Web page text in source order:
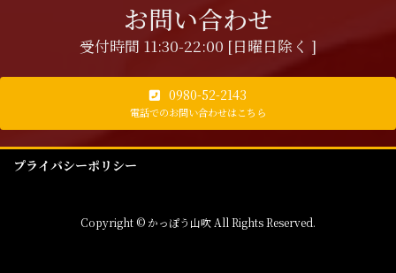
お問い合わせ
受付時間 11:30-22:00 [日曜日除く ]
0980-52-2143
電話でのお問い合わせはこちら
プライバシーポリシー
Copyright © かっぽう山吹 All Rights Reserved.